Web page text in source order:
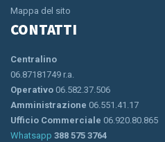
Mappa del sito
CONTATTI
Centralino
06.87181749 r.a.
Operativo 06.582.37.506
Amministrazione 06.551.41.17
Ufficio Commerciale 06.920.80.865
Whatsapp 388 575 3764